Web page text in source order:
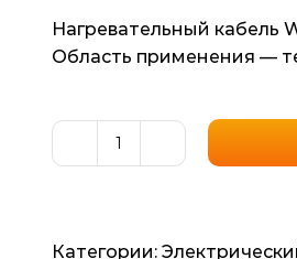
Нагревательный кабель
Область применения —
Количество
Категории: